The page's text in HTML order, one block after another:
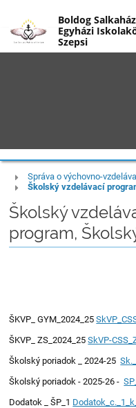
Boldog
Egyházi
Szepsi
Správa o výchovno-
Školský vzdelávací
Školský
program,
ŠKVP_ GYM_2024_25
ŠKVP_ ZS_2024_25SkVP-
Školský poriadok _ 2024-25
Školský poriadok - 2025-26 -
Dodatok _ ŠP_1